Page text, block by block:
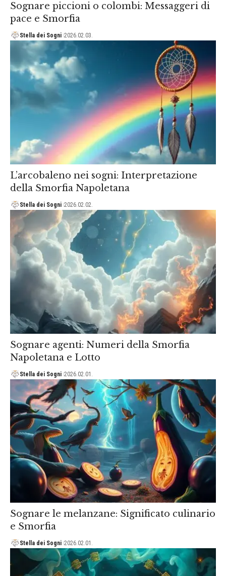
Sognare piccioni o colombi: Messaggeri di
pace e Smorfia
Stella dei Sogni 2026.02.03.
L’arcobaleno nei sogni: Interpretazione
della Smorfia Napoletana
Stella dei Sogni 2026.02.02.
Sognare agenti: Numeri della Smorfia
Napoletana e Lotto
Stella dei Sogni 2026.02.01.
Sognare le melanzane: Significato culinario
e Smorfia
Stella dei Sogni 2026.02.01.